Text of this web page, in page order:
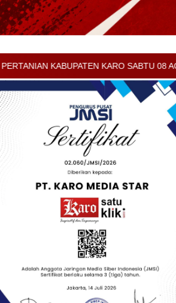
KARO SABTU 08 AGUSTUS 2026 -